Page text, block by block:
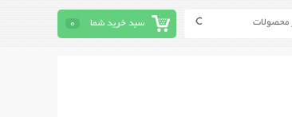
سبد خرید شما 0